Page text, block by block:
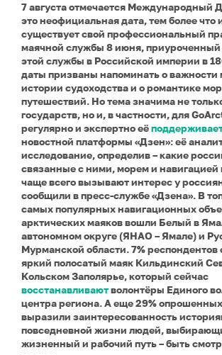
7 августа отмечается Международный
это неофициальная дата, тем более что
существует свой профессиональный
маячной службы 8 июня,
этой службы в Российской империи в
даты призваны напоминать о важности
истории судоходства и о романтике
путешествий. Но тема значима не
государств, но и, в частности, для
регулярно и экспертно еёподдерживает
новостной платформы «Дзен»: её
исследование, определив – какие
связанные с ними, морем и навигацией
чаще всего вызывают интерес у
сообщили в пресс-службе«Дзена». В
самых популярных навигационных
арктических маяков вошли Белый в
автономном округе (ЯНАО – Ямале) и
Мурманской области. 7% респондентов
яркий полосатый маяк Кильдинский
Кольском Заполярье, который сейчас
восстанавливаютволонтёры Единого
центра региона. А еще 29%
выразили заинтересованность
повседневной жизни людей,
жизненный и рабочий путь – быть